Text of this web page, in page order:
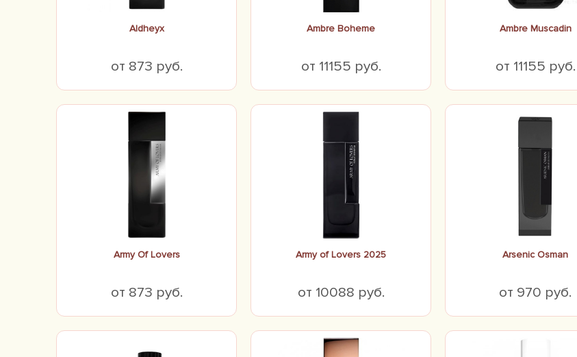
Aldheyx
от 873 руб.
Ambre Boheme
от 11155 руб.
Ambre Muscadin
от 11155 руб.
Army Of Lovers
от 873 руб.
Army of Lovers 2025
от 10088 руб.
Arsenic Osman
от 970 руб.